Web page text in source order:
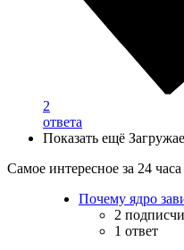
2
ответа
Показать ещё
Самое интересное за 24 часа
Почему ядро
2
1 ответ